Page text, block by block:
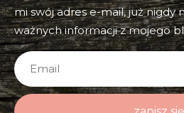
mi swój adres e-mail, już nigdy
ważnych informacji z mojego